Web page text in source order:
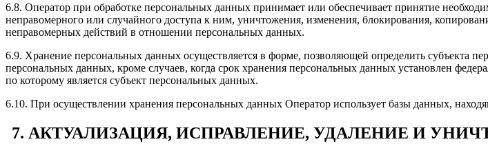
6.8. Оператор при обработке персональных данных принимает или обеспечивает принятие
неправомерного или случайного доступа к ним, уничтожения, изменения, блокирования,
неправомерных действий в отношении персональных данных.
6.9. Хранение персональных данных осуществляется в форме, позволяющей определить субъекта
персональных данных, кроме случаев, когда срок хранения персональных данных установлен
по которому является субъект персональных данных.
6.10. При осуществлении хранения персональных данных Оператор использует базы данных,
7. АКТУАЛИЗАЦИЯ, ИСПРАВЛЕНИЕ, УДАЛЕНИЕ И